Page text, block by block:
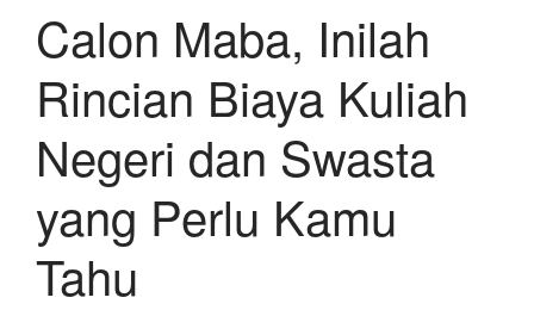
Calon Maba, Inilah
Rincian Biaya Kuliah
Negeri dan Swasta
yang Perlu Kamu
Tahu